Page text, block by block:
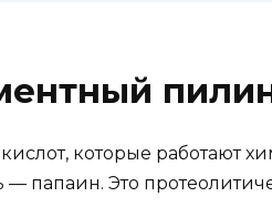
которые работают
папаин. Это